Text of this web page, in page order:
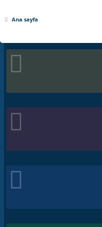
Ana sayfa